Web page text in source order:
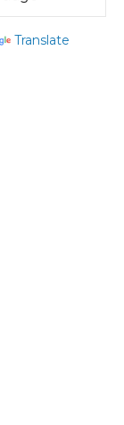
Translate